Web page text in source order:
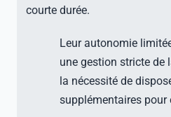
courte durée.
Leur autonomie
une gestion stricte de
la nécessité de
supplémentaires pour